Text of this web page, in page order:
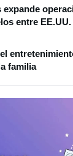
entre
familia